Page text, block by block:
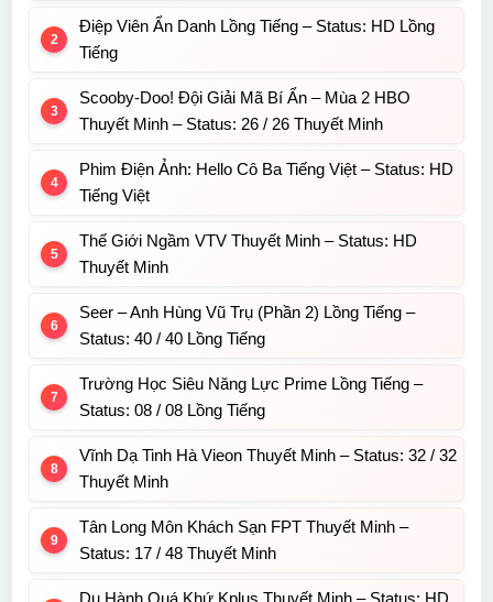
Điệp Viên Ẩn Danh Lồng Tiếng – Status: HD Lồng
Tiếng
Scooby-Doo! Đội Giải Mã Bí Ẩn – Mùa 2 HBO
Thuyết Minh – Status: 26 / 26 Thuyết Minh
Phim Điện Ảnh: Hello Cô Ba Tiếng Việt – Status: HD
Tiếng Việt
Thế Giới Ngầm VTV Thuyết Minh – Status: HD
Thuyết Minh
Seer – Anh Hùng Vũ Trụ (Phần 2) Lồng Tiếng –
Status: 40 / 40 Lồng Tiếng
Trường Học Siêu Năng Lực Prime Lồng Tiếng –
Status: 08 / 08 Lồng Tiếng
Vĩnh Dạ Tinh Hà Vieon Thuyết Minh – Status: 32 / 32
Thuyết Minh
Tân Long Môn Khách Sạn FPT Thuyết Minh –
Status: 17 / 48 Thuyết Minh
Du Hành Quá Khứ Kplus Thuyết Minh – Status: HD